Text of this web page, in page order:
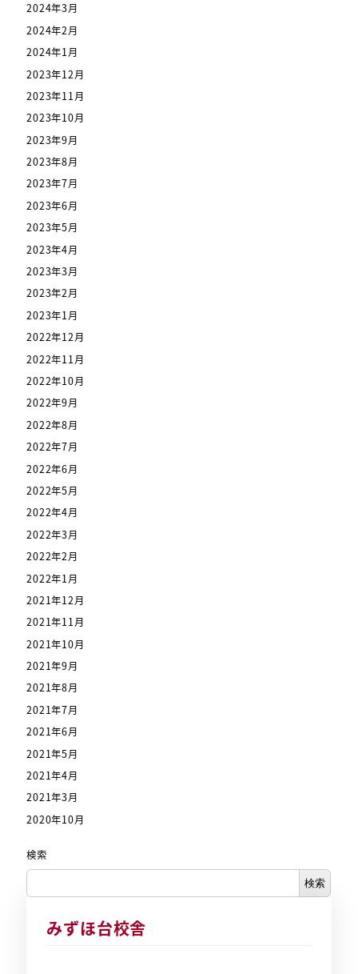
2024年3月
2024年2月
2024年1月
2023年12月
2023年11月
2023年10月
2023年9月
2023年8月
2023年7月
2023年6月
2023年5月
2023年4月
2023年3月
2023年2月
2023年1月
2022年12月
2022年11月
2022年10月
2022年9月
2022年8月
2022年7月
2022年6月
2022年5月
2022年4月
2022年3月
2022年2月
2022年1月
2021年12月
2021年11月
2021年10月
2021年9月
2021年8月
2021年7月
2021年6月
2021年5月
2021年4月
2021年3月
2020年10月
検索
検索
みずほ台校舎